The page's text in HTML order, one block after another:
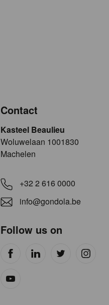
Contact
Kasteel Beaulieu
​​​Woluwelaan 1001830
Machelen
+32 2 616 0000
info@gondola.be
Follow us on